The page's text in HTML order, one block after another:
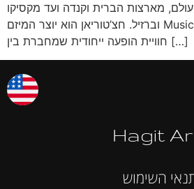
מארצות הברית וקנדה ועד מקסיקו
וברזיל. חצ’טוריאן הוא יוצר המיזם Music That Heals the Soul,
חוויית הופעה ייחודית שמחברת בין […]
Hagit
השימוש